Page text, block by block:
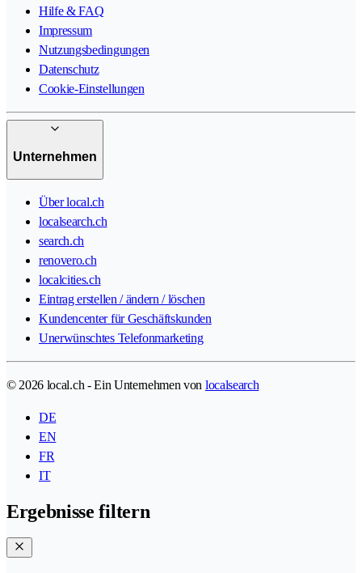
Hilfe & FAQ
Impressum
Nutzungsbedingungen
Datenschutz
Cookie-Einstellungen
Unternehmen
Über local.ch
localsearch.ch
search.ch
renovero.ch
localcities.ch
Eintrag erstellen / ändern / löschen
Kundencenter für Geschäftskunden
Unerwünschtes Telefonmarketing
© 2026 local.ch - Ein Unternehmen von localsearch
DE
EN
FR
IT
Ergebnisse filtern